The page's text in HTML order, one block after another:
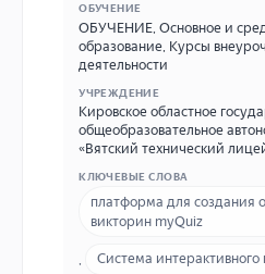
ОБУЧЕНИЕ
ОБУЧЕНИЕ ,Основное и
образование Курсы
деятельности
УЧРЕЖДЕНИЕ
Кировское областное
общеобразовательное
«Вятский технический
(8332) 56-39-00. E-mail:
КЛЮЧЕВЫЕ СЛОВА
платформа для создания
викторин myQuiz
Система интерактивного